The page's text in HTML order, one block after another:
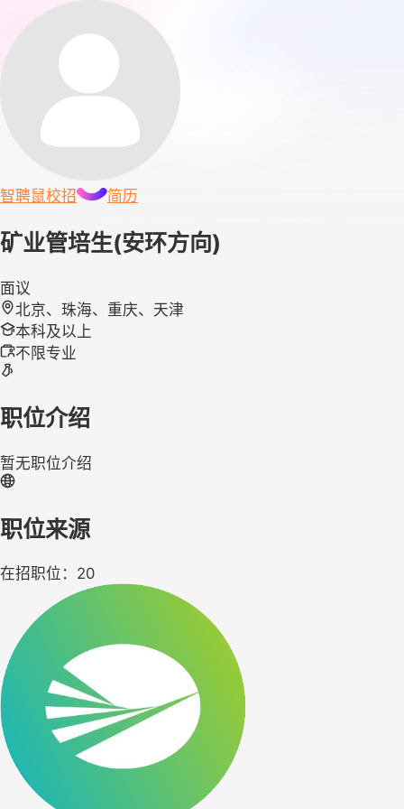
智聘鼠校招 简历
矿业管培生(安环方向)
面议
北京、珠海、重庆、天津
本科及以上
不限专业
职位介绍
暂无职位介绍
职位来源
在招职位：20